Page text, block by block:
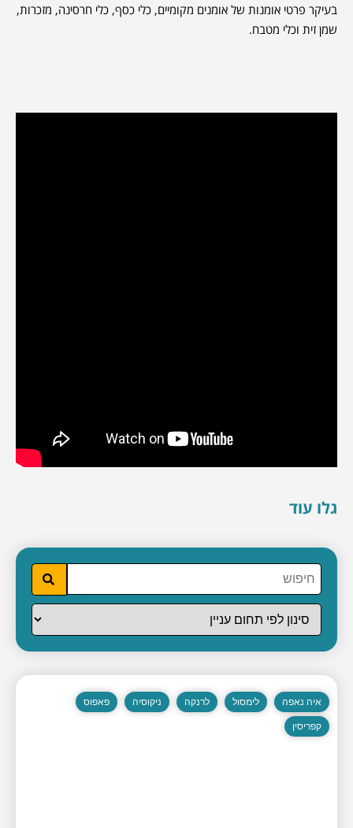
בעיקר פרטי אומנות של אומנים מקומיים, כלי כסף, כלי חרסינה, מזכרות,
שמן זית וכלי מטבח.
גלו עוד
איה נאפה לימסול לרנקה ניקוסיה פאפוס
קפריסין